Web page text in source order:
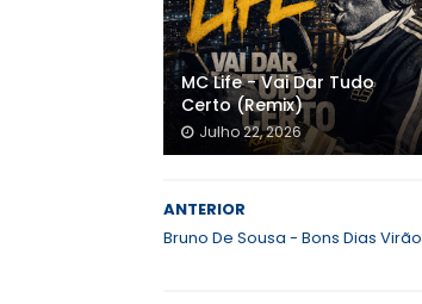
MC Life - Vai Dar Tudo
Certo (Remix)
Julho 22, 2026
ANTERIOR
Bruno De Sousa - Bons Dias Virão